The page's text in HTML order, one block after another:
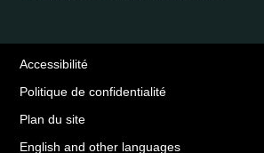
Accessibilité
Politique de confidentialité
Plan du site
English and other languages